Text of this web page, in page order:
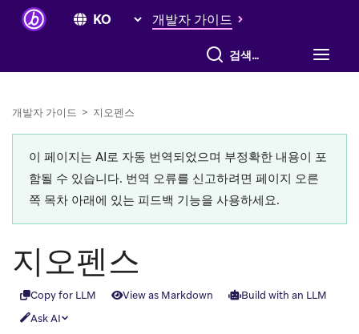
개발자 가이드
전체 검색
개발자 가이드 > 지오펜스
이 페이지는 AI로 자동 번역되었으며 부정확한 내용이 포
함될 수 있습니다. 번역 오류를 신고하려면 페이지 오른
쪽 목차 아래에 있는 피드백 기능을 사용하세요.
지오펜스
Copy for LLM View as Markdown
Build with an LLM
Ask AI